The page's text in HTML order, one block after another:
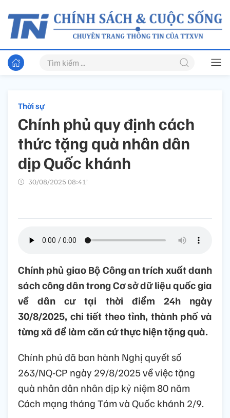
Thời sự
Chính phủ quy định cách
thức tặng quà nhân dân
dịp Quốc khánh
30/08/2025 08:41’
Chính phủ giao Bộ Công an trích xuất danh
sách công dân trong Cơ sở dữ liệu quốc gia
về dân cư tại thời điểm 24h ngày
30/8/2025, chi tiết theo tỉnh, thành phố và
từng xã để làm căn cứ thực hiện tặng quà.
Chính phủ đã ban hành Nghị quyết số
263/NQ-CP ngày 29/8/2025 về việc tặng
quà nhân dân nhân dịp kỷ niệm 80 năm
Cách mạng tháng Tám và Quốc khánh 2/9.